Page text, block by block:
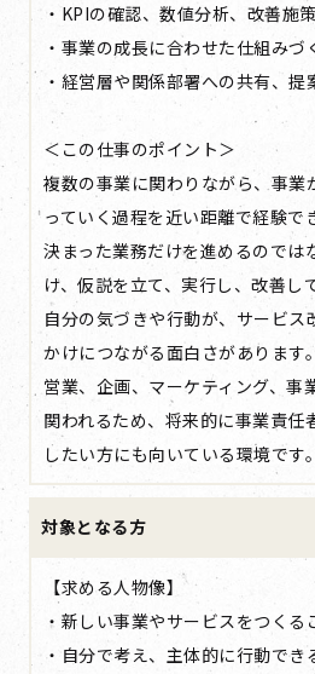
・KPIの確認、数値分析、改善施
・事業の成長に合わせた仕組みづ
・経営層や関係部署への共有、提
＜この仕事のポイント＞
複数の事業に関わりながら、事業
っていく過程を近い距離で経験で
決まった業務だけを進めるのでは
け、仮説を立て、実行し、改善し
自分の気づきや行動が、サービス
かけにつながる面白さがあります。
営業、企画、マーケティング、事
関われるため、将来的に事業責任
したい方にも向いている環境です。
対象となる方
【求める人物像】
・新しい事業やサービスをつく
・自分で考え、主体的に行動でき